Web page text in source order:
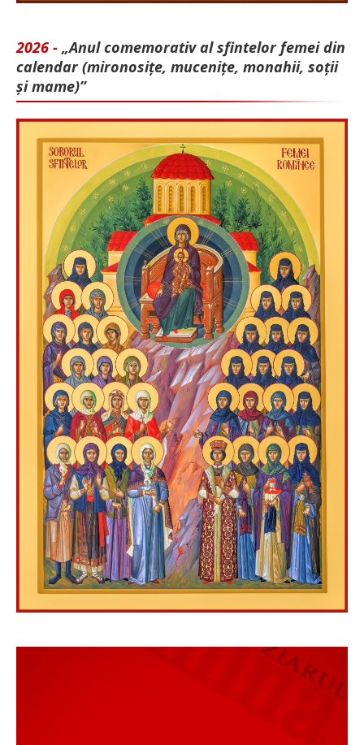
2026 - „Anul comemorativ al sfintelor femei din
calendar (mironosițe, mu­cenițe, monahii, soții
și mame)”